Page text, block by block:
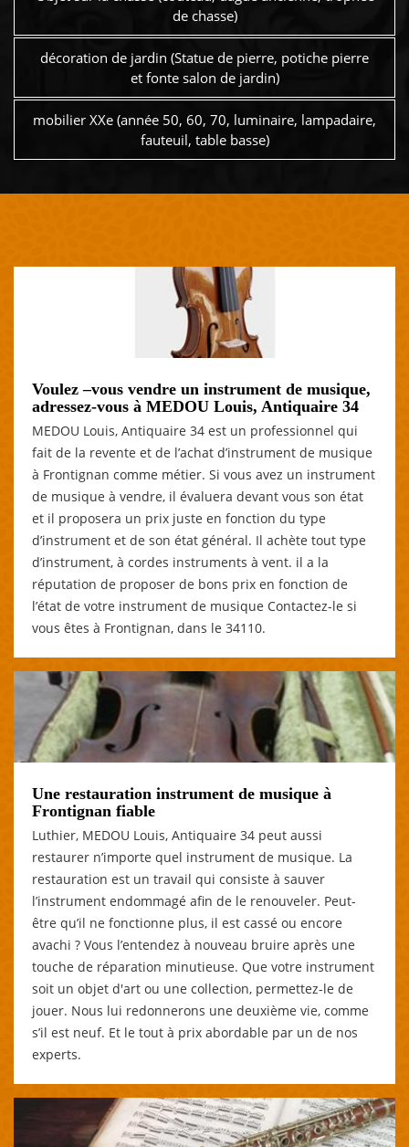
de chasse)
décoration de jardin (Statue de pierre, potiche pierre
et fonte salon de jardin)
mobilier XXe (année 50, 60, 70, luminaire, lampadaire,
fauteuil, table basse)
Voulez –vous vendre un instrument de musique,
adressez-vous à MEDOU Louis, Antiquaire 34
MEDOU Louis, Antiquaire 34 est un professionnel qui
fait de la revente et de l’achat d’instrument de musique
à Frontignan comme métier. Si vous avez un instrument
de musique à vendre, il évaluera devant vous son état
et il proposera un prix juste en fonction du type
d’instrument et de son état général. Il achète tout type
d’instrument, à cordes instruments à vent. il a la
réputation de proposer de bons prix en fonction de
l’état de votre instrument de musique Contactez-le si
vous êtes à Frontignan, dans le 34110.
Une restauration instrument de musique à
Frontignan fiable
Luthier, MEDOU Louis, Antiquaire 34 peut aussi
restaurer n’importe quel instrument de musique. La
restauration est un travail qui consiste à sauver
l’instrument endommagé afin de le renouveler. Peut-
être qu’il ne fonctionne plus, il est cassé ou encore
avachi ? Vous l’entendez à nouveau bruire après une
touche de réparation minutieuse. Que votre instrument
soit un objet d'art ou une collection, permettez-le de
jouer. Nous lui redonnerons une deuxième vie, comme
s’il est neuf. Et le tout à prix abordable par un de nos
experts.